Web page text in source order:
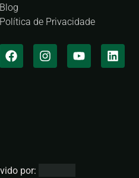
Blog
Política de Privacidade
por: